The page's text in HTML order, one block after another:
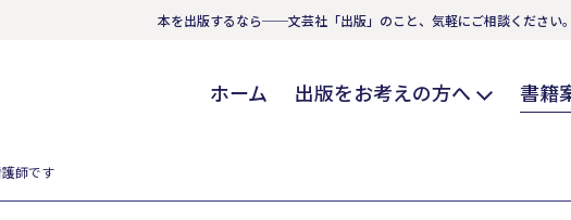
本を出版するなら──文芸社「出版」のこと、気軽にご相談ください
ホーム 出版をお考えの方へ 書籍
師です